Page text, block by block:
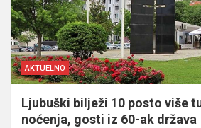
AKTUELNO
Ljubuški bilježi 10 posto više
noćenja, gosti iz 60-ak država